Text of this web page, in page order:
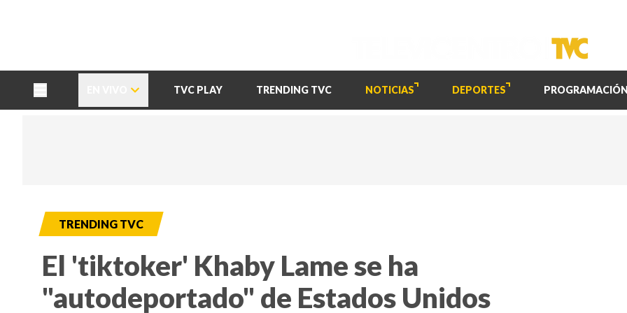
TVC PLAY TRENDING TVC NOTICIAS DEPORTES PROGRAMACIÓN
TRENDING TVC
El 'tiktoker' Khaby Lame se ha
"autodeportado" de Estados Unidos